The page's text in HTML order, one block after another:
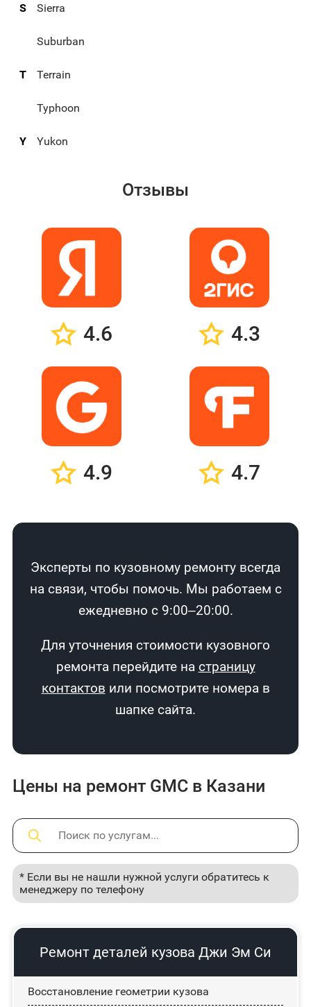
S Sierra
Suburban
T Terrain
Typhoon
Y Yukon
Отзывы
4.6 4.3
4.9 4.7
Эксперты по кузовному ремонту всегда
на связи, чтобы помочь. Мы работаем с
ежедневно с 9:00–20:00.
Для уточнения стоимости кузовного
ремонта перейдите на страницу
контактов или посмотрите номера в
шапке сайта.
Цены на ремонт GMC в Казани
* Если вы не нашли нужной услуги обратитесь к
менеджеру по телефону
Ремонт деталей кузова Джи Эм Си
Восстановление геометрии кузова